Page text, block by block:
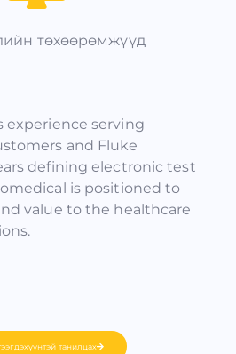
төхөөрөмжүүд
experience serving
and Fluke
defining electronic test
is positioned to
value to the healthcare
танилцах